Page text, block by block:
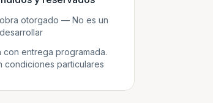
otorgado — No es un
entrega programada.
condiciones particulares